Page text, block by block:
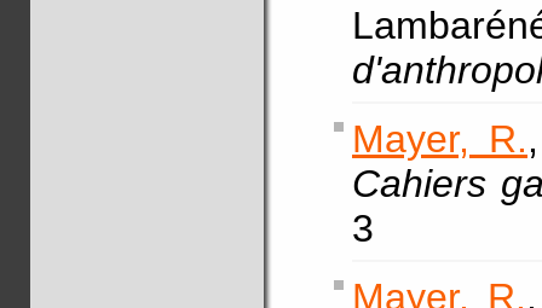
Mayer, R.
Cahiers
3
Mayer, R.